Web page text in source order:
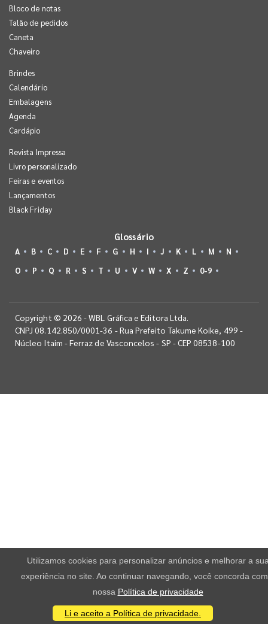
Bloco de notas
Talão de pedidos
Caneta
Chaveiro
Brindes
Calendário
Embalagens
Agenda
Cardápio
Revista Impressa
Livro personalizado
Feiras e eventos
Lançamentos
Black Friday
Glossário
A B C D E F G H I J K L M
N
O
P Q R S T U V W X Z 0-9
Copyright © 2026 - WBL Gráfica e Editora Ltda.
CNPJ 08.142.850/0001-36 - Rua Prefeito Takume Koike, 499 -
Núcleo Itaim - Ferraz de Vasconcelos - SP - CEP 08538-100
Utilizamos cookies para personalizar anúncios e melhorar a
experiência no site. Ao continuar navegando, você concorda
nossa Política de privacidade
Li e aceito a Política de privacidade.